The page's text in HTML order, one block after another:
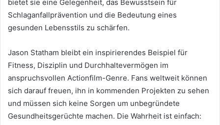
bietet sie eine Gelegenheit, das Bewusstsein für
Schlaganfallprävention und die Bedeutung eines
gesunden Lebensstils zu schärfen.
Jason Statham bleibt ein inspirierendes Beispiel für
Fitness, Disziplin und Durchhaltevermögen im
anspruchsvollen Actionfilm-Genre. Fans weltweit können
sich darauf freuen, ihn in kommenden Projekten zu sehen
und müssen sich keine Sorgen um unbegründete
Gesundheitsgerüchte machen. Die Wahrheit ist einfach: